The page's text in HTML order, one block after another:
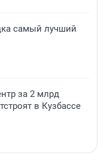
самый лучший
за 2 млрд
в Кузбассе